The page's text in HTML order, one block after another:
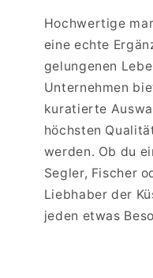
Hochwertige
eine echte
gelungenen
Unternehmen
kuratierte
höchsten
werden. Ob du
Segler, Fischer
Liebhaber der
jeden etwas